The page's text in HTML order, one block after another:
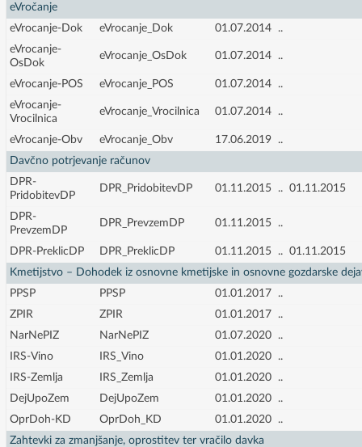
eVročanje
eVrocanje-Dok
eVrocanje_Dok 01.07.2014
..
eVrocanje-
OsDok
eVrocanje_OsDok 01.07.2014 ..
eVrocanje-POS eVrocanje_POS 01.07.2014
..
eVrocanje-
Vrocilnica
eVrocanje_Vrocilnica 01.07.2014 ..
eVrocanje-Obv eVrocanje_Obv 17.06.2019
..
Davčno potrjevanje računov
DPR-
PridobitevDP
DPR_PridobitevDP 01.11.2015 .. 01.11.2015
DPR-
PrevzemDP
DPR_PrevzemDP 01.11.2015 ..
DPR-PreklicDP DPR_PreklicDP 01.11.2015 .. 01.11.2015
Kmetijstvo – Dohodek iz osnovne kmetijske in osnovne gozdarske
PPSP
PPSP 01.01.2017
..
ZPIR
ZPIR 01.01.2017
..
NarNePIZ
NarNePIZ 01.07.2020
..
IRS-Vino
IRS_Vino 01.01.2020
..
IRS-Zemlja
IRS_Zemlja 01.01.2020
..
DejUpoZem
DejUpoZem 01.01.2020
..
OprDoh-KD
OprDoh_KD 01.01.2020
..
Zahtevki za zmanjšanje, oprostitev ter vračilo davka